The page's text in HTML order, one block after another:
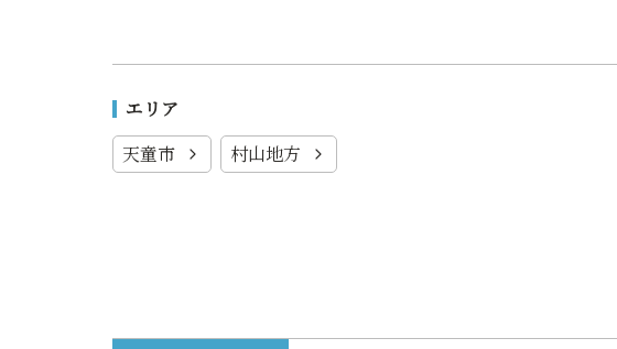
エリア
天童市
村山地方